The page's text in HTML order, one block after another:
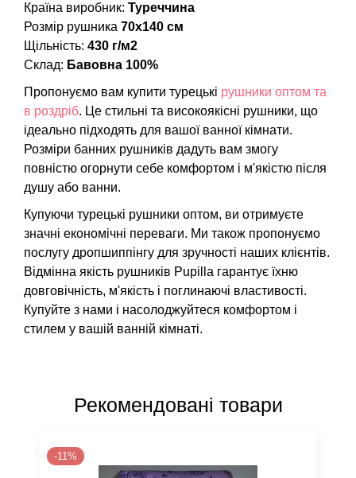
Країна виробник: Туреччина
Розмір рушника 70х140 см
Щільність: 430 г/м2
Склад: Бавовна 100%
Пропонуємо вам купити турецькі рушники оптом та
в роздріб. Це стильні та високоякісні рушники, що
ідеально підходять для вашої ванної кімнати.
Розміри банних рушників дадуть вам змогу
повністю огорнути себе комфортом і м'якістю після
душу або ванни.
Купуючи турецькі рушники оптом, ви отримуєте
значні економічні переваги. Ми також пропонуємо
послугу дропшиппінгу для зручності наших клієнтів.
Відмінна якість рушників Pupilla гарантує їхню
довговічність, м'якість і поглинаючі властивості.
Купуйте з нами і насолоджуйтеся комфортом і
стилем у вашій ванній кімнаті.
Рекомендовані товари
-11%